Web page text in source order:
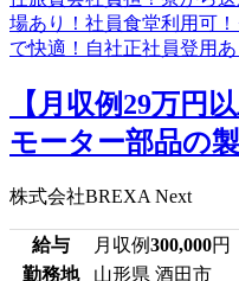
【月収例29万円
モーター部品の
株式会社BREXA Next
給与 月収例300,000円
勤務地
山形県 酒田市